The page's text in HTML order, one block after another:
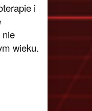
i
wieku.